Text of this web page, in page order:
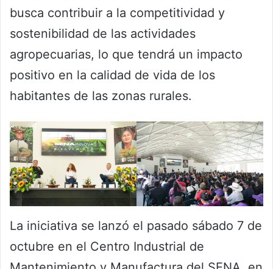
busca contribuir a la competitividad y
sostenibilidad de las actividades
agropecuarias, lo que tendrá un impacto
positivo en la calidad de vida de los
habitantes de las zonas rurales.
La iniciativa se lanzó el pasado sábado 7 de
octubre en el Centro Industrial de